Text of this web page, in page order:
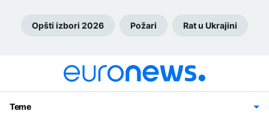
Opšti izbori 2026 Požari Rat u Ukrajini
Teme